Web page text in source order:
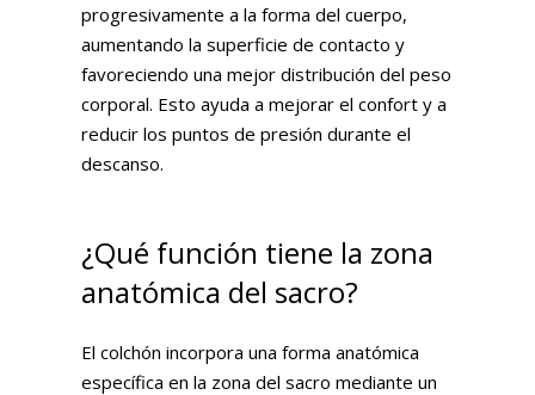
progresivamente a la forma del cuerpo,
aumentando la superficie de contacto y
favoreciendo una mejor distribución del peso
corporal. Esto ayuda a mejorar el confort y a
reducir los puntos de presión durante el
descanso.
¿Qué función tiene la zona
anatómica del sacro?
El colchón incorpora una forma anatómica
específica en la zona del sacro mediante un